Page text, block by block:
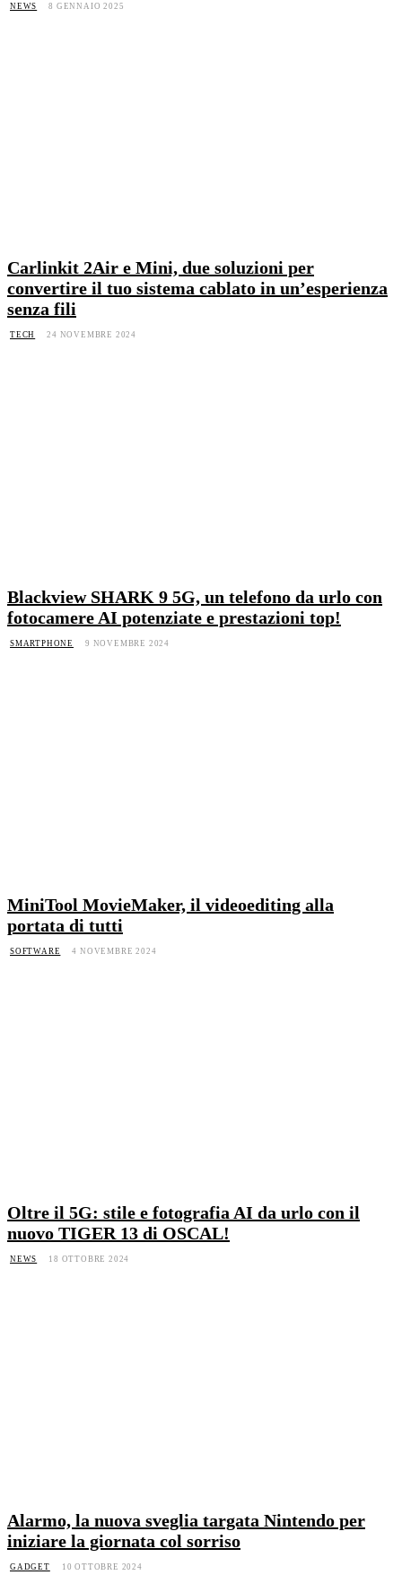
NEWS 8 GENNAIO 2025
Carlinkit 2Air e Mini, due soluzioni per
convertire il tuo sistema cablato in un’esperienza
senza fili
TECH 24 NOVEMBRE 2024
Blackview SHARK 9 5G, un telefono da urlo con
fotocamere AI potenziate e prestazioni top!
SMARTPHONE 9 NOVEMBRE 2024
MiniTool MovieMaker, il videoediting alla
portata di tutti
SOFTWARE 4 NOVEMBRE 2024
Oltre il 5G: stile e fotografia AI da urlo con il
nuovo TIGER 13 di OSCAL!
NEWS 18 OTTOBRE 2024
Alarmo, la nuova sveglia targata Nintendo per
iniziare la giornata col sorriso
GADGET 10 OTTOBRE 2024